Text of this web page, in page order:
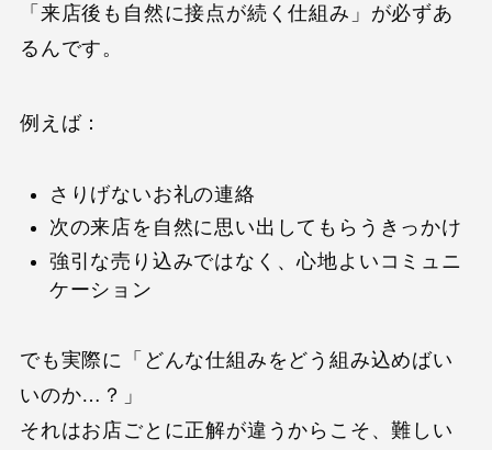
「来店後も自然に接点が続く仕組み」が必ずあ
るんです。
例えば：
さりげないお礼の連絡
次の来店を自然に思い出してもらうきっかけ
強引な売り込みではなく、心地よいコミュニ
ケーション
でも実際に「どんな仕組みをどう組み込めばい
いのか…？」
それはお店ごとに正解が違うからこそ、難しい